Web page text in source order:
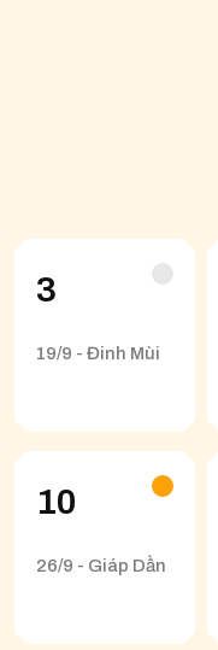
3
19/9 - Đinh Mùi
10
26/9 - Giáp Dần